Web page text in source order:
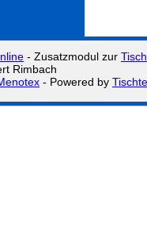
- Zusatzmodul zur
Rimbach
- Powered by